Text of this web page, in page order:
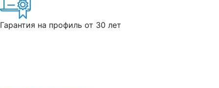
Гарантия на профиль от 30 лет